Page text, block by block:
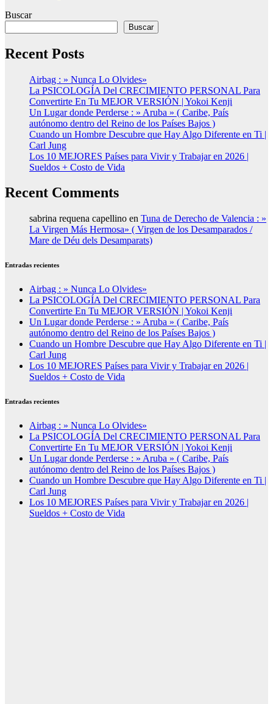
Buscar
Buscar
Recent Posts
Airbag : » Nunca Lo Olvides»
La PSICOLOGÍA Del CRECIMIENTO PERSONAL Para
Convertirte En Tu MEJOR VERSIÓN | Yokoi Kenji
Un Lugar donde Perderse : » Aruba » ( Caribe, País
autónomo dentro del Reino de los Países Bajos )
Cuando un Hombre Descubre que Hay Algo Diferente en Ti |
Carl Jung
Los 10 MEJORES Países para Vivir y Trabajar en 2026 |
Sueldos + Costo de Vida
Recent Comments
sabrina requena capellino en Tuna de Derecho de Valencia : »
La Virgen Más Hermosa» ( Virgen de los Desamparados /
Mare de Déu dels Desamparats)
Entradas recientes
Airbag : » Nunca Lo Olvides»
La PSICOLOGÍA Del CRECIMIENTO PERSONAL Para
Convertirte En Tu MEJOR VERSIÓN | Yokoi Kenji
Un Lugar donde Perderse : » Aruba » ( Caribe, País
autónomo dentro del Reino de los Países Bajos )
Cuando un Hombre Descubre que Hay Algo Diferente en Ti |
Carl Jung
Los 10 MEJORES Países para Vivir y Trabajar en 2026 |
Sueldos + Costo de Vida
Entradas recientes
Airbag : » Nunca Lo Olvides»
La PSICOLOGÍA Del CRECIMIENTO PERSONAL Para
Convertirte En Tu MEJOR VERSIÓN | Yokoi Kenji
Un Lugar donde Perderse : » Aruba » ( Caribe, País
autónomo dentro del Reino de los Países Bajos )
Cuando un Hombre Descubre que Hay Algo Diferente en Ti |
Carl Jung
Los 10 MEJORES Países para Vivir y Trabajar en 2026 |
Sueldos + Costo de Vida